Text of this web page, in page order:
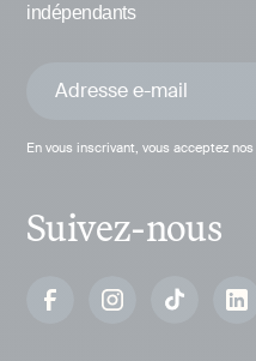
indépendants
En vous inscrivant, vous acceptez nos
Suivez-nous